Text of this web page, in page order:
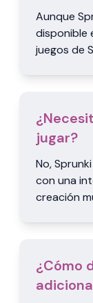
Aunque
disponible
juegos de
jugar?
No,
con una
creación
¿Cómo